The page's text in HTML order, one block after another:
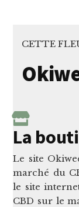
CETTE
La
Le site
marché du
le site
CBD sur le